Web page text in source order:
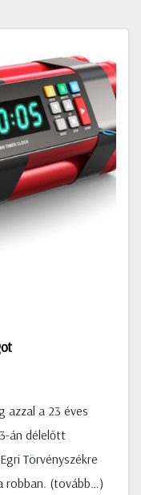
azzal a 23 éves
án délelőtt
Törvényszékre
robban. (tovább…)